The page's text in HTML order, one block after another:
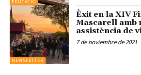
EDUCACIÓ
NEWSLETTER
Èxit en la XIV
Mascarell
assistència de
7 de noviembre de 2021